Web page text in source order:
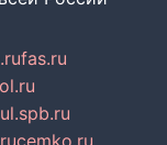
fas.ru
cemko.ru